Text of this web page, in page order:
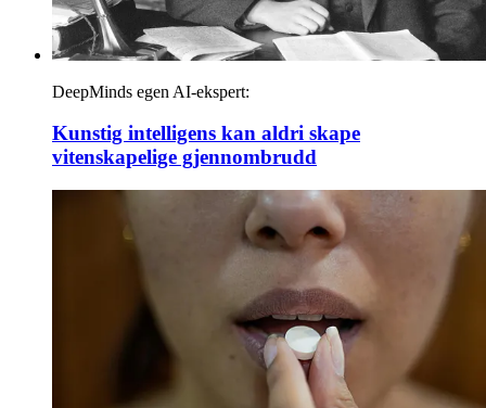
DeepMinds egen AI-ekspert:
Kunstig intelligens kan aldri skape
vitenskapelige gjennombrudd